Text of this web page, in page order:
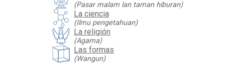
(Pasar malam lan taman hiburan)
La ciencia
(Ilmu pengetahuan)
La religión
(Agama)
Las formas
(Wangun)